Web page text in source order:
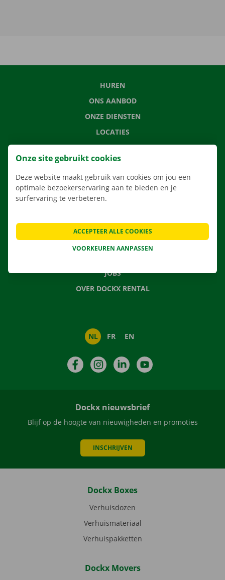
HUREN
ONS AANBOD
ONZE DIENSTEN
LOCATIES
APP
VERHUISOPLOSSINGEN
VEELGESTELDE VRAGEN
NIEUWS
JOBS
OVER DOCKX RENTAL
NL FR EN
FacebookInstagramLinkedIn
Dockx nieuwsbrief
Blijf op de hoogte van nieuwigheden en promoties
INSCHRIJVEN
Dockx Boxes
Verhuisdozen
Verhuismateriaal
Verhuispakketten
Dockx Movers
Onze site gebruikt cookies
Deze website maakt gebruik van cookies om jou een
optimale bezoekerservaring aan te bieden en je
surfervaring te verbeteren.
VOORKEUREN AANPASSEN
ACCEPTEER ALLE COOKIES